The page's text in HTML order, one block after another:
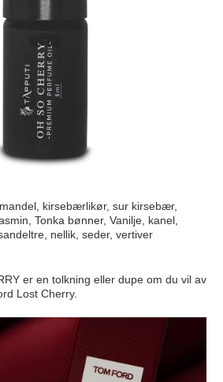
kirsebærlikør, sur kirsebær,
Tonka bønner, Vanilje, kanel,
nellik, seder, vertiver
er en tolkning eller dupe om du vil av
Lost Cherry.